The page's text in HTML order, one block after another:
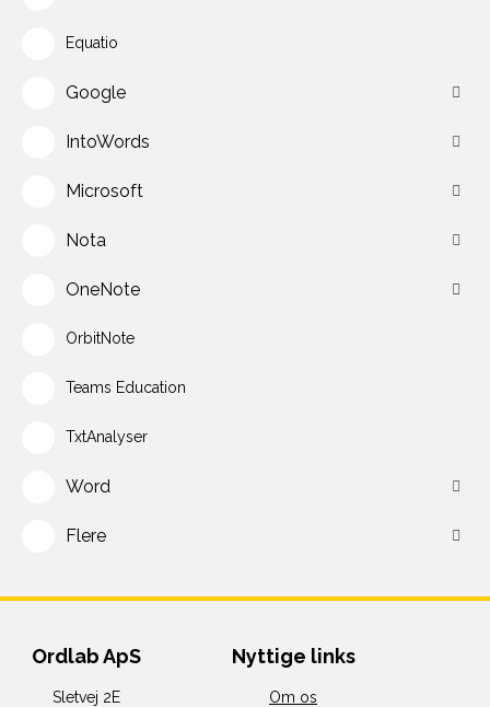
Equatio
Google
IntoWords
Microsoft
Nota
OneNote
OrbitNote
Teams Education
TxtAnalyser
Word
Flere
Ordlab ApS
Sletvej 2E
Nyttige links
Om os